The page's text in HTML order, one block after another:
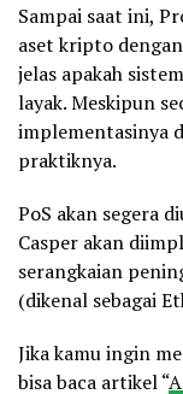
Sampai saat ini,
aset kripto
jelas apakah
layak. Meskipun
implementasinya
praktiknya.
PoS akan segera
Casper akan
serangkaian
(dikenal sebagai
Jika kamu ingin
bisa baca artikel “